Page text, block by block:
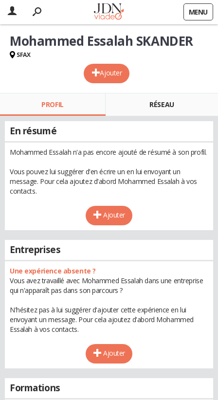
MENU
Ajouter
Mohammed Essalah SKANDER
SFAX
PROFIL RÉSEAU
En résumé
Mohammed Essalah n'a pas encore ajouté de résumé à son profil.
Vous pouvez lui suggérer d'en écrire un en lui envoyant un
message. Pour cela ajoutez d'abord Mohammed Essalah à vos
contacts.
Ajouter
Entreprises
Une expérience absente ?
Vous avez travaillé avec Mohammed Essalah dans une entreprise
qui n'apparaît pas dans son parcours ?
N'hésitez pas à lui suggérer d'ajouter cette expérience en lui
envoyant un message. Pour cela ajoutez d'abord Mohammed
Essalah à vos contacts.
Ajouter
Formations